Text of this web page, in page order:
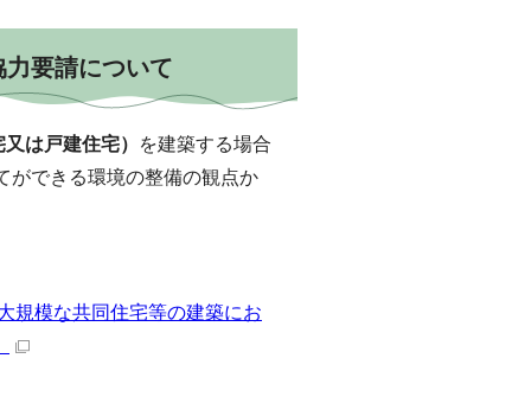
要請について
は戸建住宅）
を建築する場合
ができる環境の整備の観点か
規模な共同住宅等の建築にお